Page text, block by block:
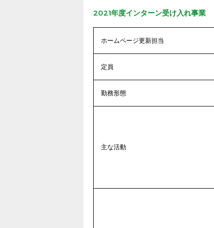
2021年度インターン受け入れ事業
ホームページ更新担当
定員
勤務形態
主な活動